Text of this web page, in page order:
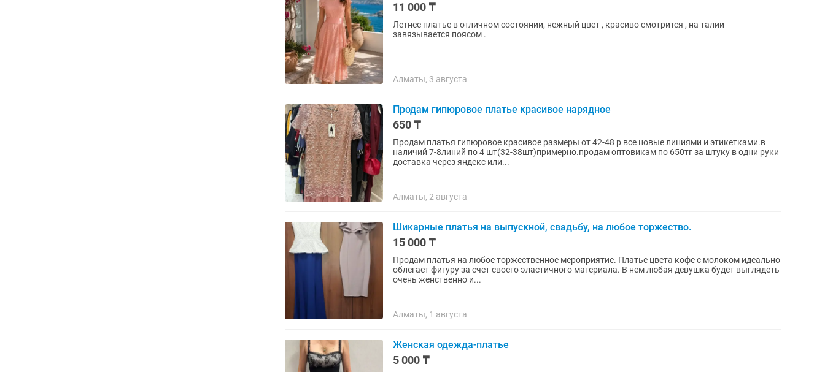
11 000 ₸
Летнее платье в отличном состоянии, нежный цвет , красиво смотрится , на талии
завязывается поясом .
Алматы, 3 августа
Продам гипюровое платье красивое нарядное
650 ₸
Продам платья гипюровое красивое размеры от 42-48 р все новые линиями и этикетками.в
наличий 7-8линий по 4 шт(32-38шт)примерно.продам оптовикам по 650тг за штуку в одни руки
доставка через яндекс или...
Алматы, 2 августа
Шикарные платья на выпускной, свадьбу, на любое торжество.
15 000 ₸
Продам платья на любое торжественное мероприятие. Платье цвета кофе с молоком идеально
облегает фигуру за счет своего эластичного материала. В нем любая девушка будет выглядеть
очень женственно и...
Алматы, 1 августа
Женская одежда-платье
5 000 ₸